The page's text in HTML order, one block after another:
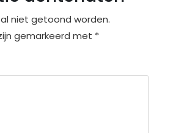
niet getoond worden.
gemarkeerd met *